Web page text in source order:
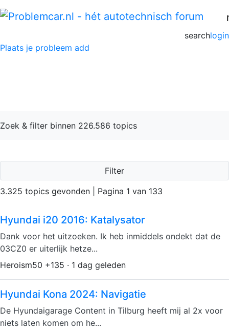
login
search
Plaats je probleem add
Zoek & filter binnen 226.586 topics
Filter
3.325 topics gevonden | Pagina 1 van 133
Hyundai i20 2016: Katalysator
Dank voor het uitzoeken. Ik heb inmiddels ondekt dat de
03CZ0 er uiterlijk hetze...
Heroism50 +135 · 1 dag geleden
Hyundai Kona 2024: Navigatie
De Hyundaigarage Content in Tilburg heeft mij al 2x voor
niets laten komen om he...